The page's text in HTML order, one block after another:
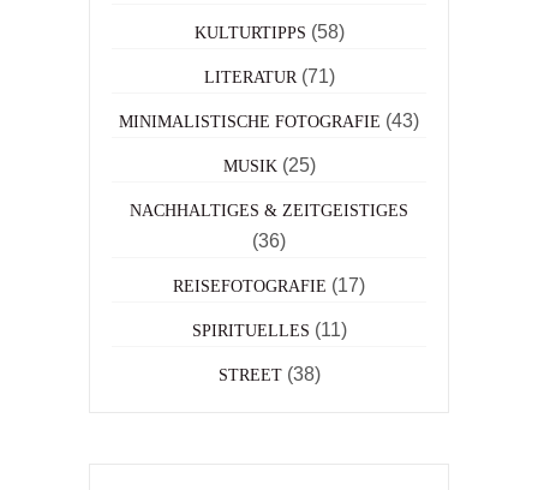
KULTURTIPPS (58)
LITERATUR (71)
MINIMALISTISCHE FOTOGRAFIE (43)
MUSIK (25)
NACHHALTIGES & ZEITGEISTIGES
(36)
REISEFOTOGRAFIE (17)
SPIRITUELLES (11)
STREET(38)